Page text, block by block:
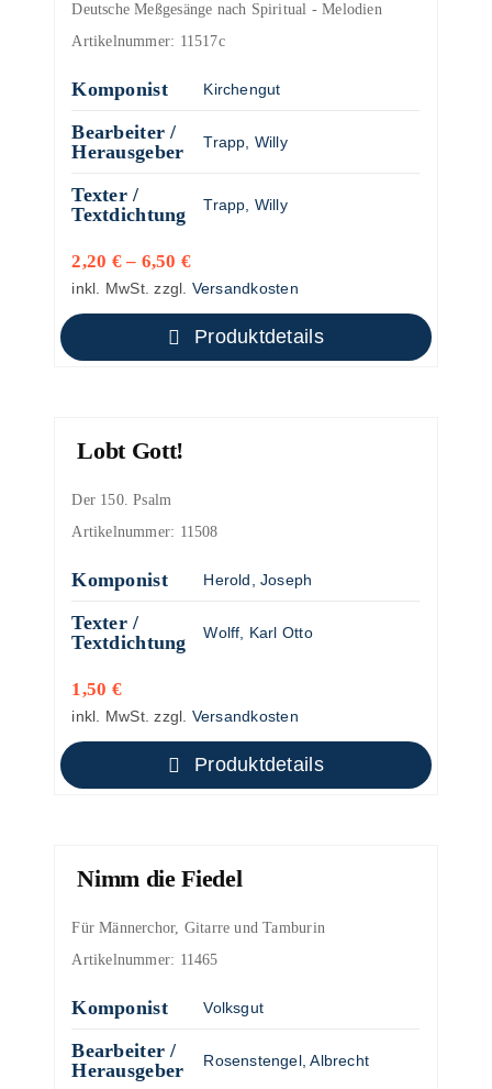
Deutsche Meßgesänge nach Spiritual - Melodien
Artikelnummer: 11517c
Komponist Kirchengut
Bearbeiter /
Herausgeber
Trapp, Willy
Texter /
Textdichtung
Trapp, Willy
2,20 €– 6,50 €
inkl. MwSt. zzgl. Versandkosten
Produktdetails
Lobt Gott!
Der 150. Psalm
Artikelnummer: 11508
Komponist Herold, Joseph
Texter /
Textdichtung
Wolff, Karl Otto
1,50 €
inkl. MwSt. zzgl. Versandkosten
Produktdetails
Nimm die Fiedel
Für Männerchor, Gitarre und Tamburin
Artikelnummer: 11465
Komponist Volksgut
Bearbeiter /
Herausgeber
Rosenstengel, Albrecht